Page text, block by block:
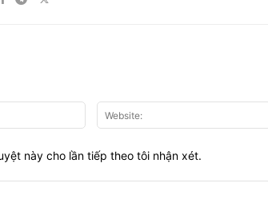
Email:*
này cho lần tiếp theo tôi nhận xét.